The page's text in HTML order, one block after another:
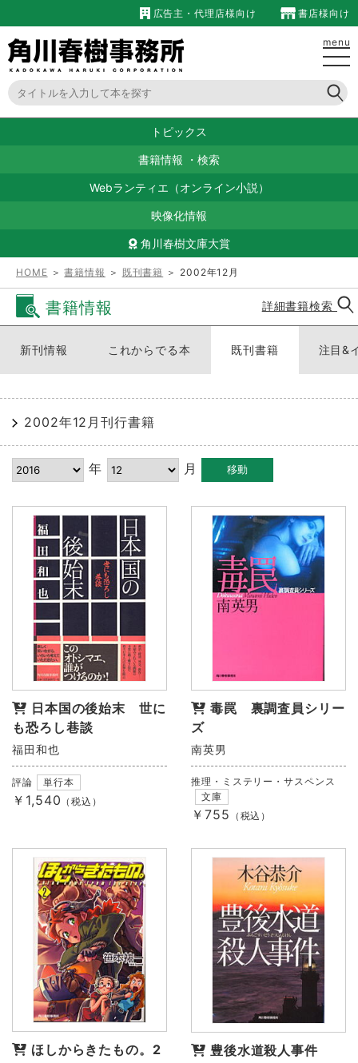
広告主・代理店様向け 書店様向け
menu
トピックス
書籍情報 ・ 検索
Webランティエ（オンライン小説）
映像化情報
角川春樹文庫大賞
HOME ＞書籍情報 ＞ 既刊書籍 ＞ 2002年12月
書籍情報 詳細書籍検索
新刊情報 これからでる本 既刊書籍 注目&
2002年12月刊行書籍
年 月
日本国の後始末 世に
も恐ろし巷談
福田和也
評論 単行本
￥1,540 （税込）
毒罠 裏調査員シリー
ズ
南英男
推理・ミステリー・サスペンス
文庫
￥755 （税込）
ほしからきたもの。2 豊後水道殺人事件